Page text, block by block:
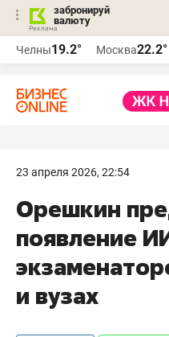
забронируй
валюту
Челны19.2° Москва22.2°
23 апреля 2026, 22:54
Орешкин
появление
и вузах